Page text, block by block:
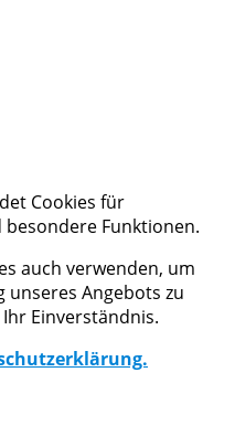
Cookies für
Funktionen.
auch verwenden, um
Angebots zu
Einverständnis.